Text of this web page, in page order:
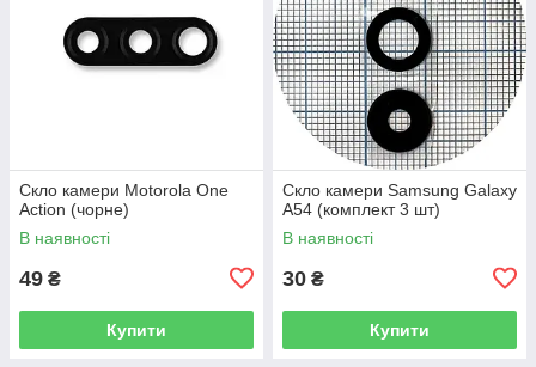
Скло камери Motorola One
Action (чорне)
В наявності
49 ₴
Купити
Скло камери Samsung Galaxy
A54 (комплект 3 шт)
В наявності
30 ₴
Купити